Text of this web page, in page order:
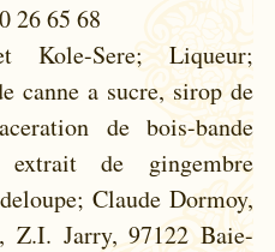
26 65 68
Kole-Sere; Liqueur;
canne a sucre, sirop de
de bois-bande
de gingembre
Claude Dormoy,
Z.I. Jarry, 97122 Baie-